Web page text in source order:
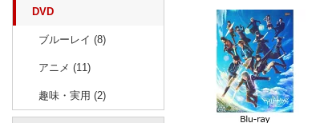
DVD
ブルーレイ (8)
アニメ (11)
趣味・実用 (2)